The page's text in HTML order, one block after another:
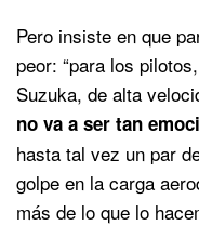
Pero insiste en que
peor: “para los
Suzuka, de alta
no va a ser tan
hasta tal vez un par
golpe en la carga
más de lo que lo